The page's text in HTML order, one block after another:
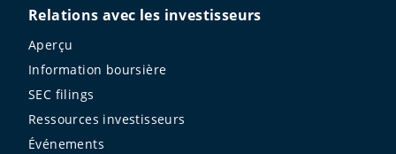
Relations avec les investisseurs
Aperçu
Information boursière
SEC filings
Ressources investisseurs
Événements